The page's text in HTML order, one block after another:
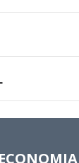
ECONOMIA